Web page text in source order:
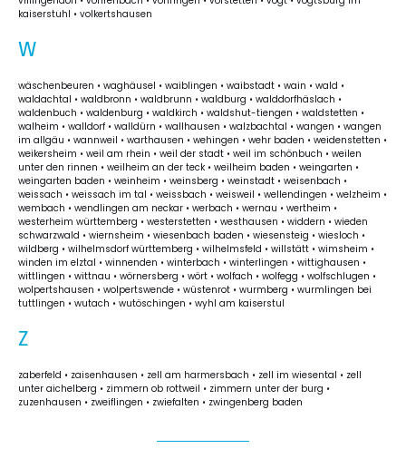
kaiserstuhl • volkertshausen
W
wäschenbeuren • waghäusel • waiblingen • waibstadt • wain • wald •
waldachtal • waldbronn • waldbrunn • waldburg • walddorfhäslach •
waldenbuch • waldenburg • waldkirch • waldshut-tiengen • waldstetten •
walheim • walldorf • walldürn • wallhausen • walzbachtal • wangen • wangen
im allgäu • wannweil • warthausen • wehingen • wehr baden • weidenstetten •
weikersheim • weil am rhein • weil der stadt • weil im schönbuch • weilen
unter den rinnen • weilheim an der teck • weilheim baden • weingarten •
weingarten baden • weinheim • weinsberg • weinstadt • weisenbach •
weissach • weissach im tal • weissbach • weisweil • wellendingen • welzheim •
wembach • wendlingen am neckar • werbach • wernau • wertheim •
westerheim württemberg • westerstetten • westhausen • widdern • wieden
schwarzwald • wiernsheim • wiesenbach baden • wiesensteig • wiesloch •
wildberg • wilhelmsdorf württemberg • wilhelmsfeld • willstätt • wimsheim •
winden im elztal • winnenden • winterbach • winterlingen • wittighausen •
wittlingen • wittnau • wörnersberg • wört • wolfach • wolfegg • wolfschlugen •
wolpertshausen • wolpertswende • wüstenrot • wurmberg • wurmlingen bei
tuttlingen • wutach • wutöschingen • wyhl am kaiserstul
Z
zaberfeld • zaisenhausen • zell am harmersbach • zell im wiesental • zell
unter aichelberg • zimmern ob rottweil • zimmern unter der burg •
zuzenhausen • zweiflingen • zwiefalten • zwingenberg baden